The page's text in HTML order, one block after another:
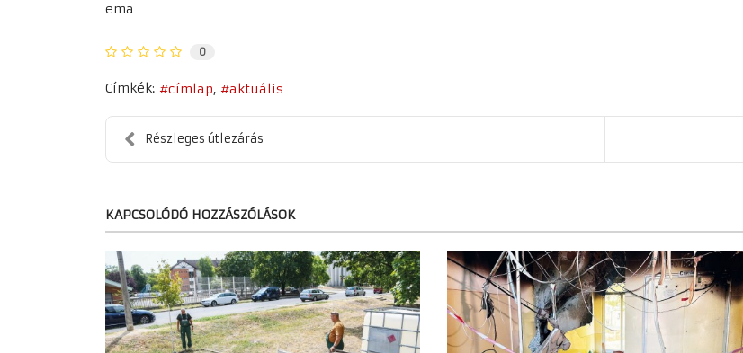
ema
0
Címkék: címlap aktuális
Részleges útlezárás
KAPCSOLÓDÓ HOZZÁSZÓLÁSOK